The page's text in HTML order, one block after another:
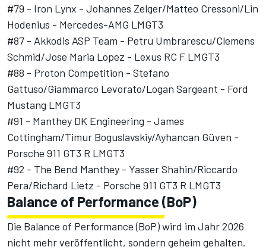
#79 - Iron Lynx - Johannes Zelger/Matteo Cressoni/Lin
Hodenius - Mercedes-AMG LMGT3
#87 - Akkodis ASP Team - Petru Umbrarescu/Clemens
Schmid/Jose Maria Lopez - Lexus RC F LMGT3
#88 - Proton Competition - Stefano
Gattuso/Giammarco Levorato/Logan Sargeant - Ford
Mustang LMGT3
#91 - Manthey DK Engineering - James
Cottingham/Timur Boguslavskiy/Ayhancan Güven -
Porsche 911 GT3 R LMGT3
#92 - The Bend Manthey - Yasser Shahin/Riccardo
Pera/Richard Lietz - Porsche 911 GT3 R LMGT3
Balance of Performance (BoP)
Die Balance of Performance (BoP) wird im Jahr 2026
nicht mehr veröffentlicht, sondern geheim gehalten.